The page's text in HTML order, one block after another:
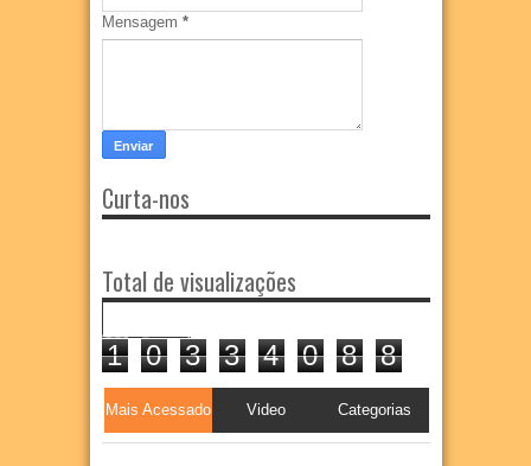
Mensagem *
Curta-nos
Total de visualizações
1 0 3 3 4 0 8 8
Mais Acessado Video Categorias